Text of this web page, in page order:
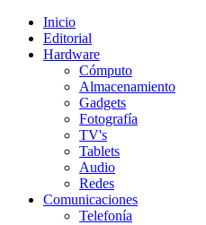
Inicio
Editorial
Hardware
Cómputo
Almacenamiento
Gadgets
Fotografía
TV's
Tablets
Audio
Redes
Comunicaciones
Telefonía